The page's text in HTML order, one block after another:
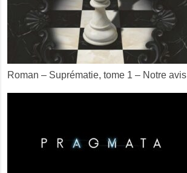
Roman – Suprématie, tome 1 – Notre avis